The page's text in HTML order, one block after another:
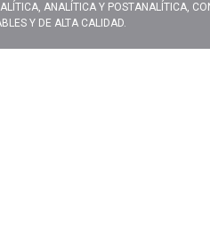
ANALÍTICA Y POSTANALÍTICA,
Y DE ALTA CALIDAD.